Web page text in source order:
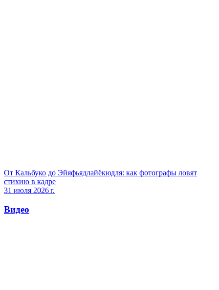
От Кальбуко до Эйяфьядлайёкюдля: как фотографы ловят
стихию в кадре
31 июля 2026 г.
Видео